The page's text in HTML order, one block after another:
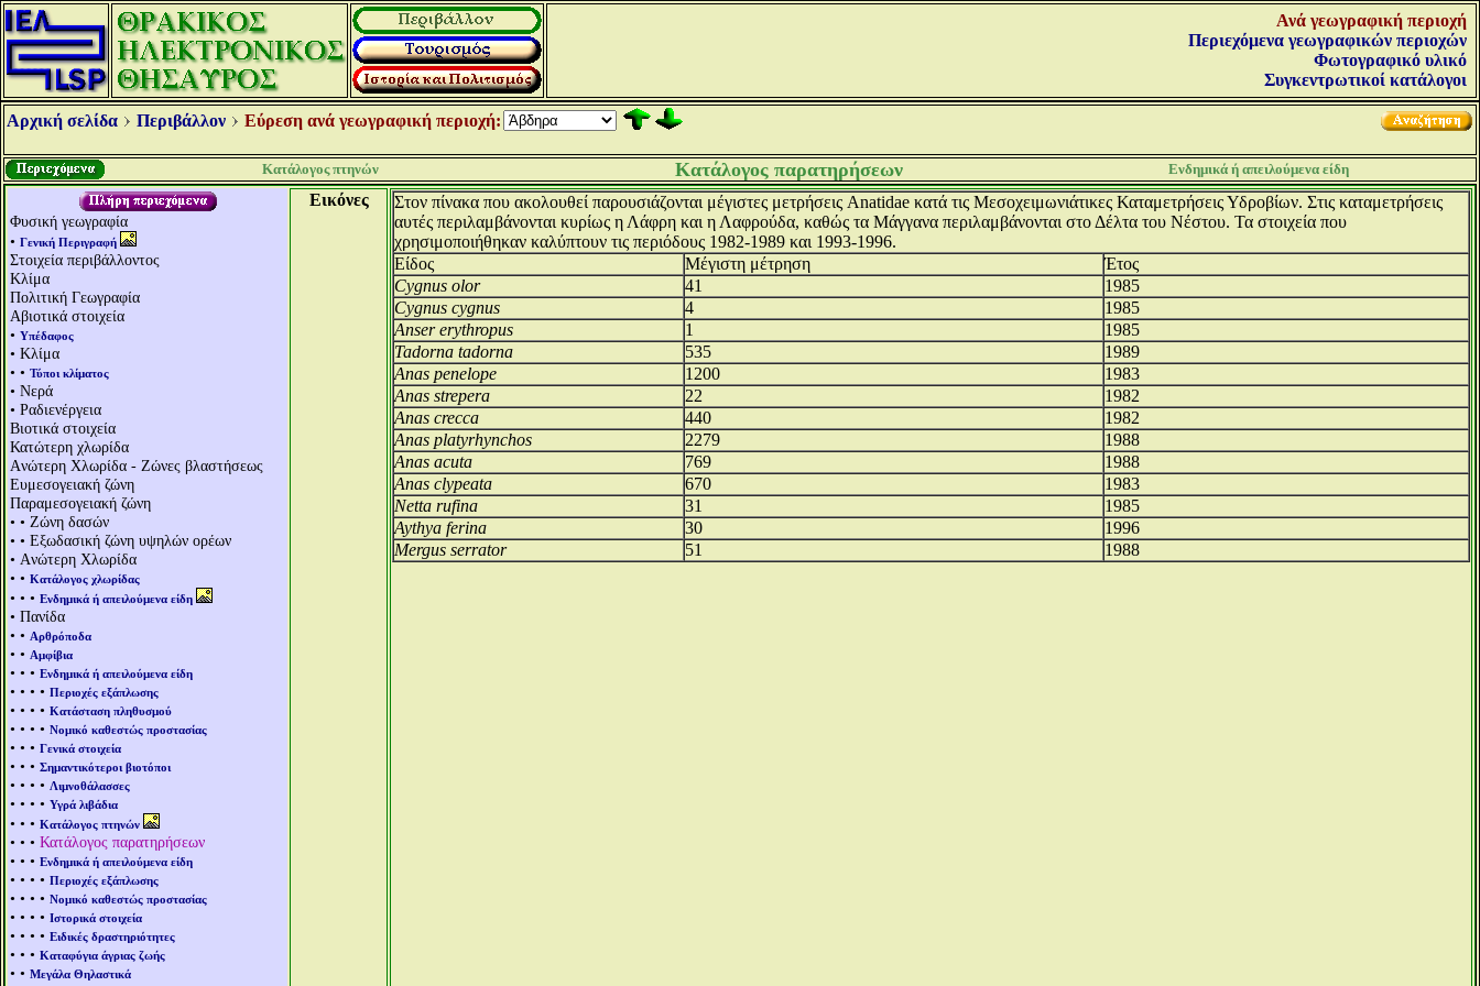
Ανά γεωγραφική περιοχή
Περιεχόμενα γεωγραφικών περιοχών
Φωτογραφικό υλικό
Συγκεντρωτικοί κατάλογοι
Αρχική σελίδα Περιβάλλον Εύρεση ανά γεωγραφική περιοχή:
Κατάλογος πτηνών Κατάλογος παρατηρήσεων Ενδημικά ή απειλούμενα είδη
Φυσική γεωγραφία
• Γενική Περιγραφή
Στοιχεία περιβάλλοντος
Κλίμα
Πολιτική Γεωγραφία
Αβιοτικά στοιχεία
• Υπέδαφος
• Κλίμα
• • Τύποι κλίματος
• Νερά
• Ραδιενέργεια
Βιοτικά στοιχεία
Κατώτερη χλωρίδα
Aνώτερη Χλωρίδα - Ζώνες βλαστήσεως
Ευμεσογειακή ζώνη
Παραμεσογειακή ζώνη
• • Ζώνη δασών
• • Εξωδασική ζώνη υψηλών ορέων
• Aνώτερη Χλωρίδα
• • Κατάλογος χλωρίδας
• • • Ενδημικά ή απειλούμενα είδη
• Πανίδα
• • Αρθρόποδα
• • Αμφίβια
• • • Ενδημικά ή απειλούμενα είδη
• • • • Περιοχές εξάπλωσης
• • • • Κατάσταση πληθυσμού
• • • • Νομικό καθεστώς προστασίας
• • • Γενικά στοιχεία
• • • Σημαντικότεροι βιοτόποι
• • • • Λιμνοθάλασσες
• • • • Υγρά λιβάδια
• • • Κατάλογος πτηνών
• • • Κατάλογος παρατηρήσεων
• • • Ενδημικά ή απειλούμενα είδη
• • • • Περιοχές εξάπλωσης
• • • • Νομικό καθεστώς προστασίας
• • • • Ιστορικά στοιχεία
• • • • Ειδικές δραστηριότητες
• • • Καταφύγια άγριας ζωής
• • Μεγάλα Θηλαστικά
Εικόνες
Στον πίνακα που ακολουθεί παρουσιάζονται μέγιστες μετρήσεις Anatidae κατά τις Μεσοχειμωνιάτικες Καταμετρήσεις Υδροβίων. Στις καταμετρήσεις
αυτές περιλαμβάνονται κυρίως η Λάφρη και η Λαφρούδα, καθώς τα Μάγγανα περιλαμβάνονται στο Δέλτα του Νέστου. Τα στοιχεία που
χρησιμοποιήθηκαν καλύπτουν τις περιόδους 1982-1989 και 1993-1996.
Είδος
Μέγιστη μέτρηση
Έτος
Cygnus olor
41
1985
Cygnus cygnus
4
1985
Anser erythropus
1
1985
Tadorna tadorna
535
1989
Anas penelope
1200
1983
Anas strepera
22
1982
Anas crecca
440
1982
Anas platyrhynchos
2279
1988
Anas acuta
769
1988
Anas clypeata
670
1983
Netta rufina
31
1985
Aythya ferina
30
1996
Mergus serrator
51 1988